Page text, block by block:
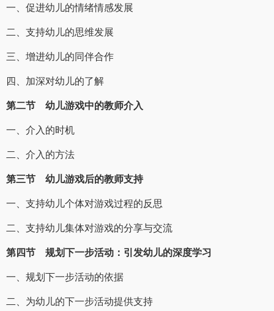
一、促进幼儿的情绪情感发展
二、支持幼儿的思维发展
三、增进幼儿的同伴合作
四、加深对幼儿的了解
第二节 幼儿游戏中的教师介入
一、介入的时机
二、介入的方法
第三节 幼儿游戏后的教师支持
一、支持幼儿个体对游戏过程的反思
二、支持幼儿集体对游戏的分享与交流
第四节 规划下一步活动：引发幼儿的深度学习
一、规划下一步活动的依据
二、为幼儿的下一步活动提供支持